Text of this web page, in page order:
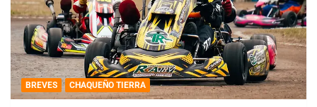
BREVES CHAQUEÑO TIERRA